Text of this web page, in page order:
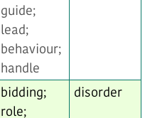
guide;
lead;
behaviour;
handle
bidding;
role;
disorder